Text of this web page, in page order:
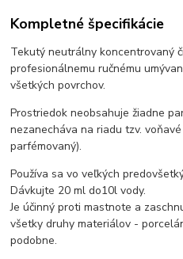
Kompletné špecifikácie
Tekutý neutrálny koncentrovaný
profesionálnemu ručnému
všetkých povrchov.
Prostriedok neobsahuje žiadne
nezanecháva na riadu tzv.
parfémovaný).
Používa sa vo veľkých
Dávkujte 20 ml do10l vody.
Je účinný proti mastnote a
všetky druhy materiálov -
podobne.